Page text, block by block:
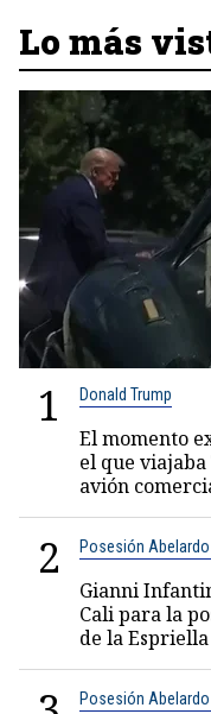
Lo más
1 Donald Trump
El momento
el que
avión
2 Posesión
Gianni
Cali para la
de la Espriella
Posesión